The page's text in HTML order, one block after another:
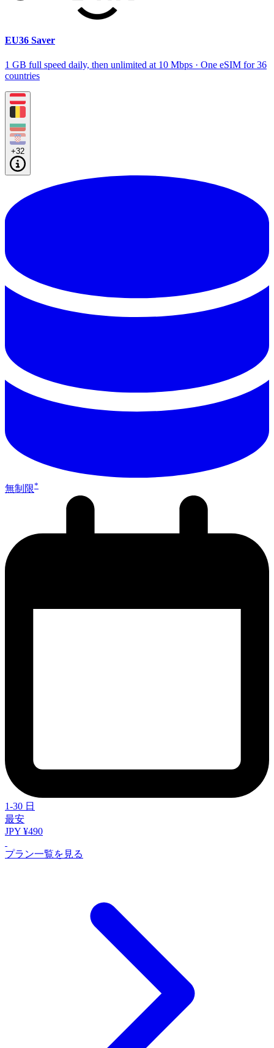
EU36 Saver
1 GB full speed daily, then unlimited at 10 Mbps · One eSIM for 36
countries
+32
無制限*
1-30 日
最安
JPY ¥490
プラン一覧を見る